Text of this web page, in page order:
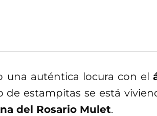
una auténtica locura con el
de estampitas se está
del Rosario Mulet.